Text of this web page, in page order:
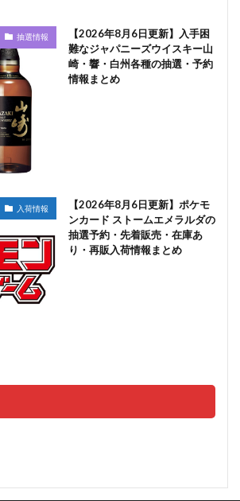
抽選情報
【2026年8月6日更新】入手困
難なジャパニーズウイスキー山
崎・響・白州各種の抽選・予約
情報まとめ
入荷情報
【2026年8月6日更新】ポケモ
ンカード ストームエメラルダの
抽選予約・先着販売・在庫あ
り・再販入荷情報まとめ